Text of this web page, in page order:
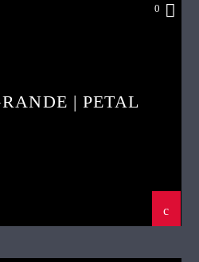
0
| PETAL